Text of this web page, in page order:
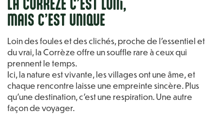
LA CORRÈZE C’EST LOIN,
MAIS C’EST UNIQUE
Loin des foules et des clichés, proche de l’essentiel et
du vrai, la Corrèze offre un souffle rare à ceux qui
prennent le temps.
Ici, la nature est vivante, les villages ont une âme, et
chaque rencontre laisse une empreinte sincère. Plus
qu’une destination, c’est une respiration. Une autre
façon de voyager.